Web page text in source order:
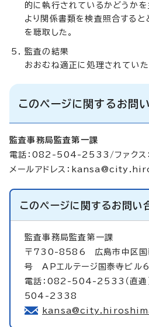
的に執行されているかどうかを
より関係書類を検査照合すると
を聴取した。
監査の結果
おおむね適正に処理されていた
このページに関するお問
監査事務局監査第一課
電話：082-504-2533/ファク
メールアドレス：
このページに関するお問い
監査事務局監査第一課
〒730-8586 広島市中区国
号 APエルテージ国泰寺ビル
電話：082-504-2533（直通
504-2338